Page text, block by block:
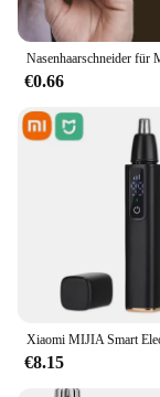
€0.66
€8.15